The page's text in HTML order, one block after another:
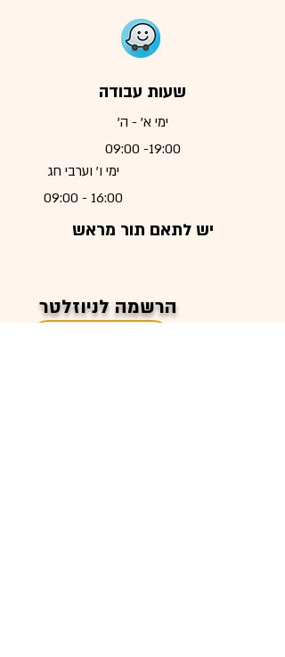
שעות עבודה
ימי א' - ה'
19:00- 09:00
ימי ו' וערבי חג
16:00 - 09:00
יש לתאם תור מראש
הרשמה לניוזלטר